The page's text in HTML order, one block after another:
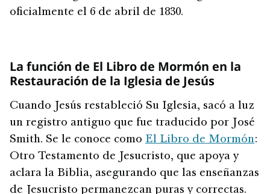
oficialmente el 6 de abril de 1830.
La función de El Libro de Mormón en la
Restauración de la Iglesia de Jesús
Cuando Jesús restableció Su Iglesia, sacó a luz
un registro antiguo que fue traducido por José
Smith. Se le conoce como El Libro de Mormón:
Otro Testamento de Jesucristo, que apoya y
aclara la Biblia, asegurando que las enseñanzas
de Jesucristo permanezcan puras y correctas.